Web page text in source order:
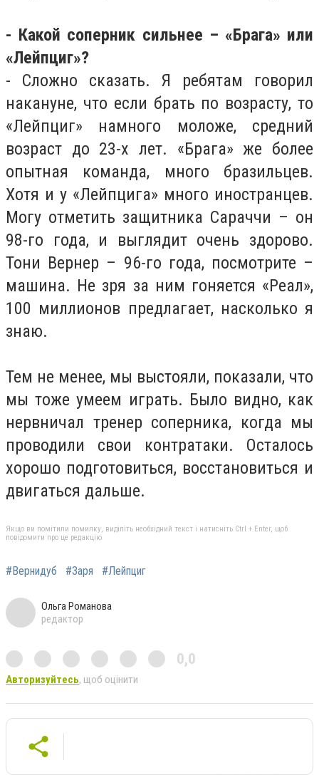
- Какой соперник сильнее – «Брага» или
«Лейпциг»?
- Сложно сказать. Я ребятам говорил
накануне, что если брать по возрасту, то
«Лейпциг» намного моложе, средний
возраст до 23-х лет. «Брага» же более
опытная команда, много бразильцев.
Хотя и у «Лейпцига» много иностранцев.
Могу отметить защитника Сараччи – он
98-го года, и выглядит очень здорово.
Тони Вернер – 96-го года, посмотрите –
машина. Не зря за ним гоняется «Реал»,
100 миллионов предлагает, насколько я
знаю.
Тем не менее, мы выстояли, показали, что
мы тоже умеем играть. Было видно, как
нервничал тренер соперника, когда мы
проводили свои контратаки. Осталось
хорошо подготовиться, восстановиться и
двигаться дальше.
Якщо ви помітили помилку, виділіть необхідний текст і натисніть Ctrl + Enter, щоб
повідомити про це редакцію
#Вернидуб #Заря #Лейпциг
Ольга Романова
редактор
0,0
Авторизуйтесь, щоб оцінити